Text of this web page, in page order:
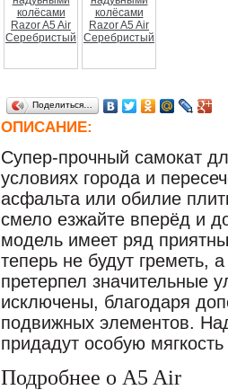
Поделиться…
ОПИСАНИЕ:
Супер-прочный самокат
условиях города и
асфальта или обилие
смело езжайте вперёд и
модель имеет ряд
теперь не будут греметь,
претерпел
исключены, благодаря
подвижных элементов.
придадут особую
Подробнее о A5 Air